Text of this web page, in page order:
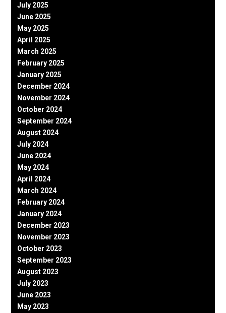
July 2025
June 2025
May 2025
April 2025
March 2025
February 2025
January 2025
December 2024
November 2024
October 2024
September 2024
August 2024
July 2024
June 2024
May 2024
April 2024
March 2024
February 2024
January 2024
December 2023
November 2023
October 2023
September 2023
August 2023
July 2023
June 2023
May 2023